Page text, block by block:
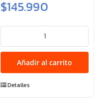
$145.990
VICTRA
SPORT
SUV
103W
Añadir al carrito
Detalles